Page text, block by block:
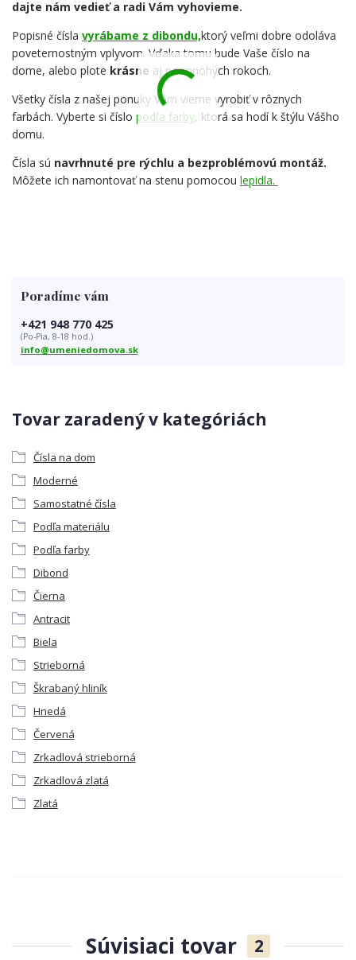
dajte nám vedieť a radi Vám vyhovieme.
Popisné čísla vyrábame z dibondu,ktorý veľmi dobre odoláva
poveternostným vplyvom. Vďaka tomu bude Vaše číslo na
dome, alebo plote krásne aj po mnohých rokoch.
Všetky čísla z našej ponuky Vám vieme vyrobiť v rôznych
farbách. Vyberte si číslo podľa farby, ktorá sa hodí k štýlu Vášho
domu.
Čísla sú navrhnuté pre rýchlu a bezproblémovú montáž.
Môžete ich namontovať na stenu pomocou lepidla.
Tovar zaradený v kategóriách
Čísla na dom
Moderné
Samostatné čísla
Podľa materiálu
Podľa farby
Dibond
Čierna
Antracit
Biela
Strieborná
Škrabaný hliník
Hnedá
Červená
Zrkadlová strieborná
Zrkadlová zlatá
Zlatá
Poradíme vám
+421 948 770 425
(Po-Pia, 8-18 hod.)
info@umeniedomova.sk
Súvisiaci tovar 2